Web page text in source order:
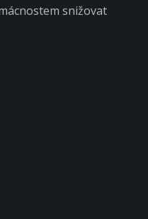
snižovat